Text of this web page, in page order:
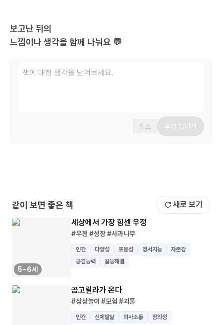
보고난 뒤의
느낌이나 생각을 함께 나눠요 💬
취소 후기 남기기
같이 보면 좋은 책 새로 보기
5~6세
세상에서 가장 힘센 우정
#우정 #성장#사과나무
인간 다양성 포용성 정서지능
자존감
공감능력
갈등해결
곰고릴라가 온다
#상상놀이 #모험 #괴물
인간 신체발달 의사소통 창의성